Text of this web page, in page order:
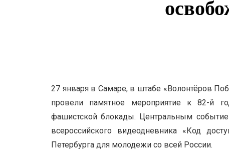
27 января в Самаре, в штабе «Волонтёров
провели памятное мероприятие к 82-й
фашистской блокады. Центральным
всероссийского видеодневника «Код
Петербурга для молодежи со всей России.